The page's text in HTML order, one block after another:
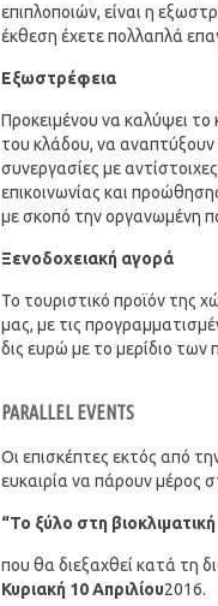
επιπλοποιών, είναι η
έκθεση έχετε πολλαπλά
Εξωστρέφεια
Προκειμένου να καλύψει το
του κλάδου, να
συνεργασίες με
επικοινωνίας και
με σκοπό την οργανωμένη
Ξενοδοχειακή αγορά
Το τουριστικό προϊόν της
μας, με τις
δις ευρώ με το μερίδιο των
PARALLEL EVENTS
Οι επισκέπτες εκτός από
ευκαιρία να πάρουν μέρος
“Το ξύλο στη
που θα διεξαχθεί κατά τη
Κυριακή 10 Απριλίου2016.